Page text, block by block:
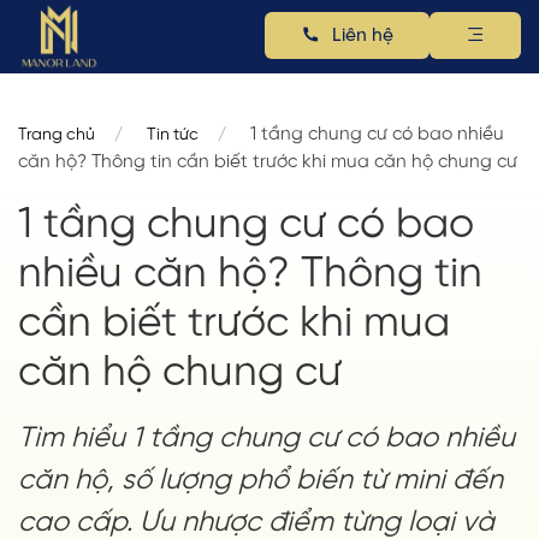
Liên hệ
Trang chủ Tin tức
1 tầng chung cư có bao nhiều
căn hộ? Thông tin cần biết trước khi mua căn hộ chung cư
1 tầng chung cư có bao
nhiều căn hộ? Thông tin
cần biết trước khi mua
căn hộ chung cư
Tìm hiểu 1 tầng chung cư có bao nhiều
căn hộ, số lượng phổ biến từ mini đến
cao cấp. Ưu nhược điểm từng loại và